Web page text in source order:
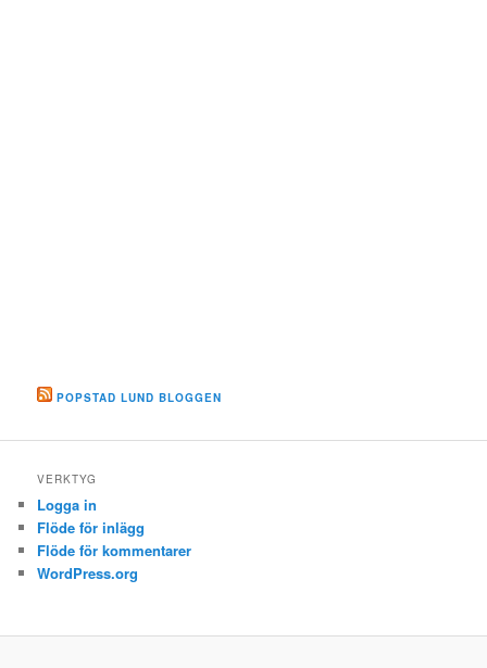
POPSTAD LUND BLOGGEN
VERKTYG
Logga in
Flöde för inlägg
Flöde för kommentarer
WordPress.org